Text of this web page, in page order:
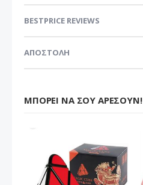
BESTPRICE REVIEWS
ΑΠΟΣΤΟΛΗ
ΜΠΟΡΕΊ ΝΑ ΣΟΥ ΑΡΈΣΟΥΝ!